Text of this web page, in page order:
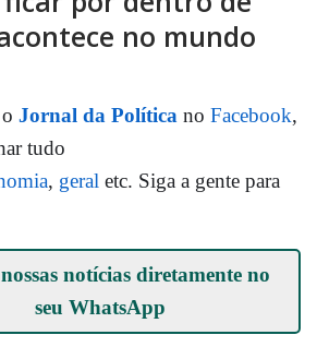
no mundo
Jornal da Política no Facebook,
tudo
, geral etc. Siga a gente para
notícias diretamente no
seuWhatsApp